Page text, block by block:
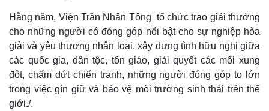
Hằng năm, Viện Trần Nhân Tông tổ chức trao giải thưởng
cho những người có đóng góp nổi bật cho sự nghiệp hòa
giải và yêu thương nhân loại, xây dựng tình hữu nghị giữa
các quốc gia, dân tộc, tôn giáo, giải quyết các mối xung
đột, chấm dứt chiến tranh, những người đóng góp to lớn
trong việc gìn giữ và bảo vệ môi trường sinh thái trên thế
giới./.